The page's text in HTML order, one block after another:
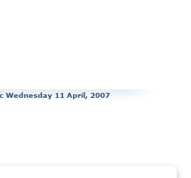
Wednesday 11 April, 2007